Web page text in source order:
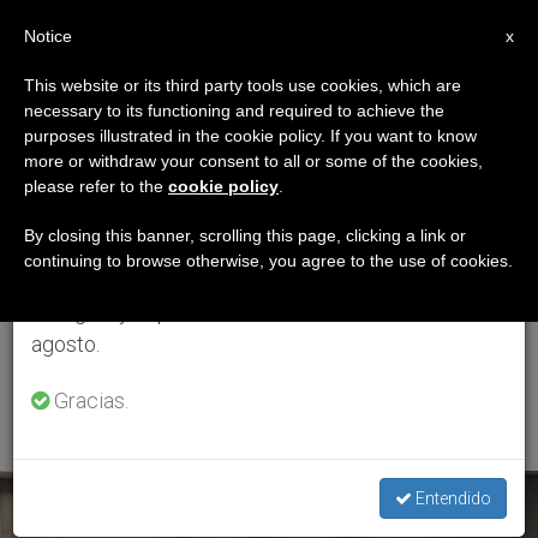
ETIQUETA
Posts Tagged
‘delegados
Diocesanos De Medios
Social’
×
Aviso importante
Del 27 de julio al 7 de agosto haremos la pausa
anual, aprovechando que en el periodo de verano
se generan menos informaciones y también el
agosto.
Gracias.
Entendido
x
Notice
This website or its third party tools use cookies, which are
necessary to its functioning and required to achieve the
purposes illustrated in the cookie policy. If you want to know
more or withdraw your consent to all or some of the cookies,
please refer to the cookie policy
By closing this banner, scrolling this page, clicking a link or
continuing to browse otherwise, you agree to the use of cookies.